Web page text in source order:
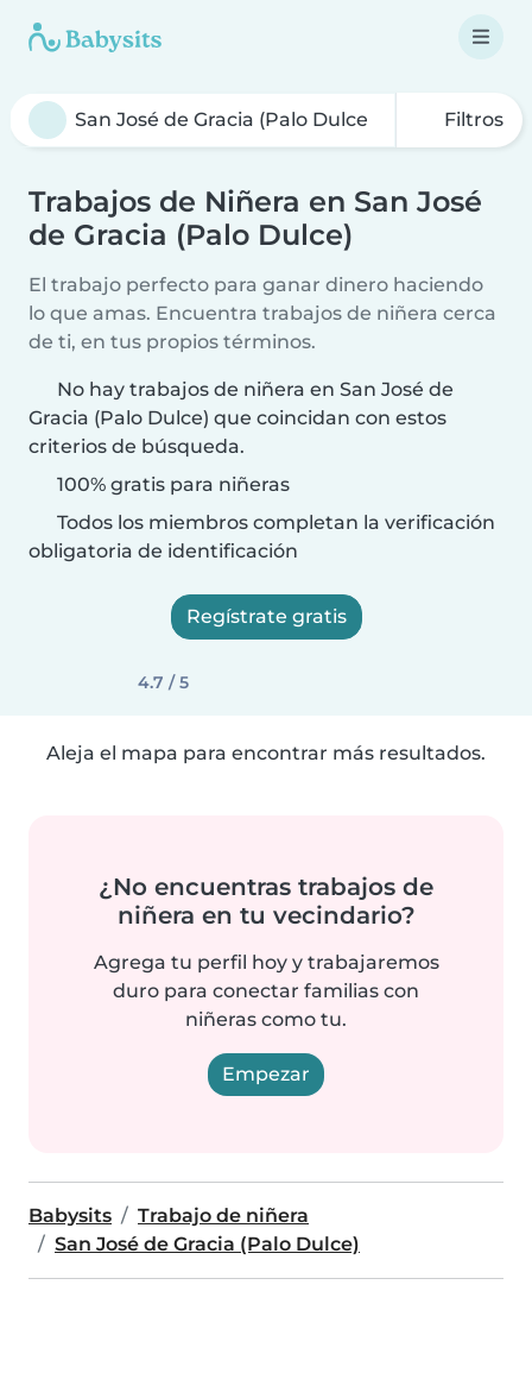
Filtros
Trabajos de Niñera en San José
de Gracia (Palo Dulce)
El trabajo perfecto para ganar dinero haciendo
lo que amas. Encuentra trabajos de niñera cerca
de ti, en tus propios términos.
No hay trabajos de niñera en San José de
Gracia (Palo Dulce) que coincidan con estos
criterios de búsqueda.
100% gratis para niñeras
Todos los miembros completan la verificación
obligatoria de identificación
Regístrate gratis
4.7 / 5
Aleja el mapa para encontrar más resultados.
¿No encuentras trabajos de
niñera en tu vecindario?
Agrega tu perfil hoy y trabajaremos
duro para conectar familias con
niñeras como tu.
Empezar
Babysits
Trabajo de niñera
San José de Gracia (Palo Dulce)